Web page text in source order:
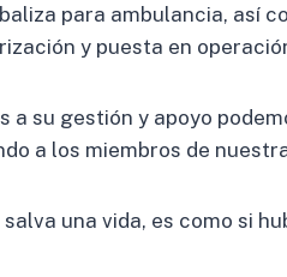
para ambulancia, así
y puesta en
a su gestión y apoyo
a los miembros de
salva una vida, es como si